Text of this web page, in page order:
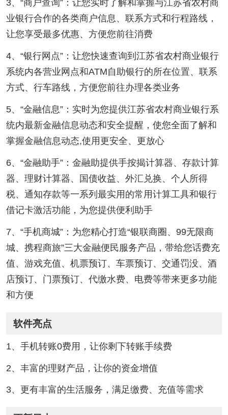
3、“商户查询”：让您实时了解和掌握与江苏省农村商
业银行合作的各类商户信息、联系方式和行程路线，
让您享受最多优惠、方便您前往消费
4、“银行网点”：让您快速查询到江苏省农村商业银行
系统内各营业网点和ATM自助银行的所在位置、联系
方式、行车路线，方便您前往办理各类业务
5、“金融信息”：实时为您提供江苏省农村商业银行系
统内最新金融信息动态和安全提醒，使您全面了解和
掌握金融信息动态,使用更安全、更放心
6、“金融助手”：金融助提供手按揭计算器、存款计算
器、理财计算器、国债收益、外汇兑换、个人所得
税、通知存款等一系列最实用的常用计算工具和银行
借记卡激活功能，为您提供便利助手
7、“手机商城”：为您精心打造“银联商圈、99无限商
城、携程商旅”三大金融便民服务产品，带给您话费充
值、游戏充值、机票预订、车票预订、交通罚没、酒
店预订、门票预订、代缴水费、电费等带来更多功能
和方便
软件亮点
1、手机转账0费用，让你剩下转账手续费
2、丰富的理财产品，让你的资金增值
3、更有丰富的生活服务，满足缴费、充值等需求